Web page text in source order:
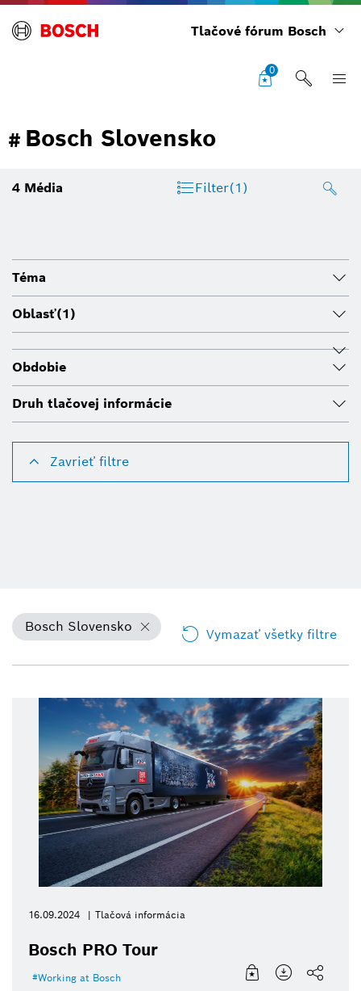
Tlačové fórum Bosch
0
# Bosch Slovensko
4 Média Filter(1)
Téma
Oblasť(1)
Obdobie
Druh tlačovej informácie
Zavrieť filtre
Bosch Slovensko Vymazať všetky filtre
16.09.2024 Tlačová informácia
Bosch PRO Tour
Working at Bosch